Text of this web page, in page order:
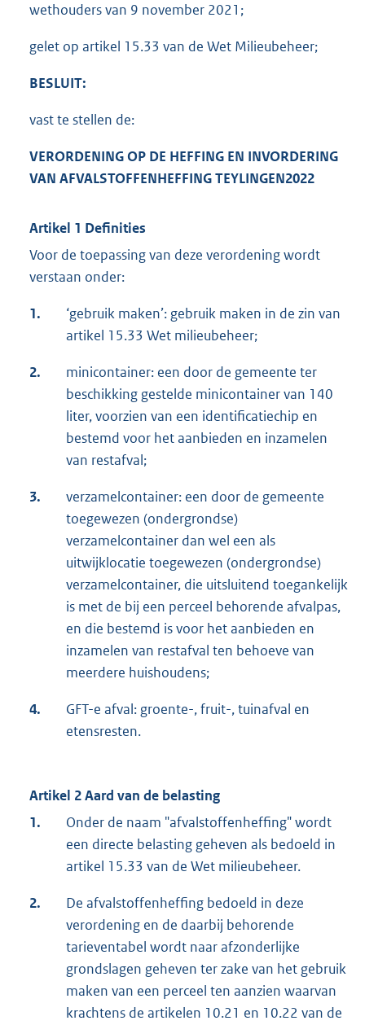
wethouders van 9 november 2021;
gelet op artikel 15.33 van de Wet Milieubeheer;
BESLUIT:
vast te stellen de:
VERORDENING OP DE HEFFING EN INVORDERING
VAN AFVALSTOFFENHEFFING TEYLINGEN2022
Artikel 1 Definities
Voor de toepassing van deze verordening wordt
verstaan onder:
1.
‘gebruik maken’: gebruik maken in de zin van
artikel 15.33 Wet milieubeheer;
2.
minicontainer: een door de gemeente ter
beschikking gestelde minicontainer van 140
liter, voorzien van een identificatiechip en
bestemd voor het aanbieden en inzamelen
van restafval;
3.
verzamelcontainer: een door de gemeente
toegewezen (ondergrondse)
verzamelcontainer dan wel een als
uitwijklocatie toegewezen (ondergrondse)
verzamelcontainer, die uitsluitend toegankelijk
is met de bij een perceel behorende afvalpas,
en die bestemd is voor het aanbieden en
inzamelen van restafval ten behoeve van
meerdere huishoudens;
4.
GFT-e afval: groente-, fruit-, tuinafval en
etensresten.
Artikel 2 Aard van de belasting
1.
Onder de naam "afvalstoffenheffing" wordt
een directe belasting geheven als bedoeld in
artikel 15.33 van de Wet milieubeheer.
2.
De afvalstoffenheffing bedoeld in deze
verordening en de daarbij behorende
tarieventabel wordt naar afzonderlijke
grondslagen geheven ter zake van het gebruik
maken van een perceel ten aanzien waarvan
krachtens de artikelen 10.21 en 10.22 van de